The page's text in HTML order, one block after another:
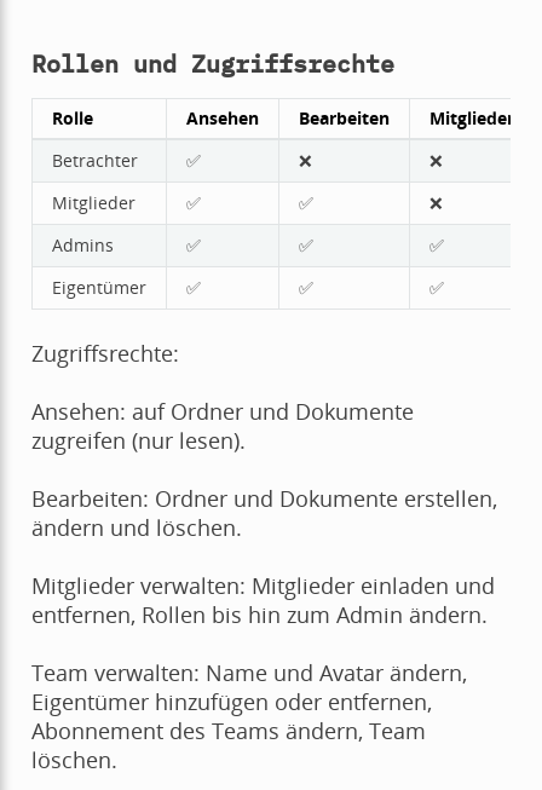
Rollen und Zugriffsrechte
Rolle Ansehen Bearbeiten
Mitglieder
Betrachter
✅ ❌
❌
Mitglieder
✅ ✅
❌
Admins
✅ ✅
✅
Eigentümer
✅ ✅ ✅
Zugriffsrechte:
Ansehen: auf Ordner und Dokumente
zugreifen (nur lesen).
Bearbeiten: Ordner und Dokumente erstellen,
ändern und löschen.
Mitglieder verwalten: Mitglieder einladen und
entfernen, Rollen bis hin zum Admin ändern.
Team verwalten: Name und Avatar ändern,
Eigentümer hinzufügen oder entfernen,
Abonnement des Teams ändern, Team
löschen.